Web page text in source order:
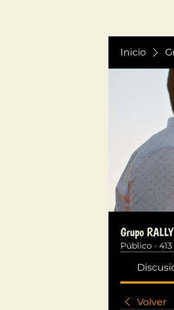
Inicio
Grupo
Público ·
Volver